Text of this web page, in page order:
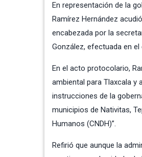
En representación de la
Ramírez Hernández
encabezada por la
González, efectuada en el
En el acto protocolario,
ambiental para Tlaxcala y
instrucciones de la
municipios de Nativitas,
Humanos (CNDH)”.
Refirió que aunque la